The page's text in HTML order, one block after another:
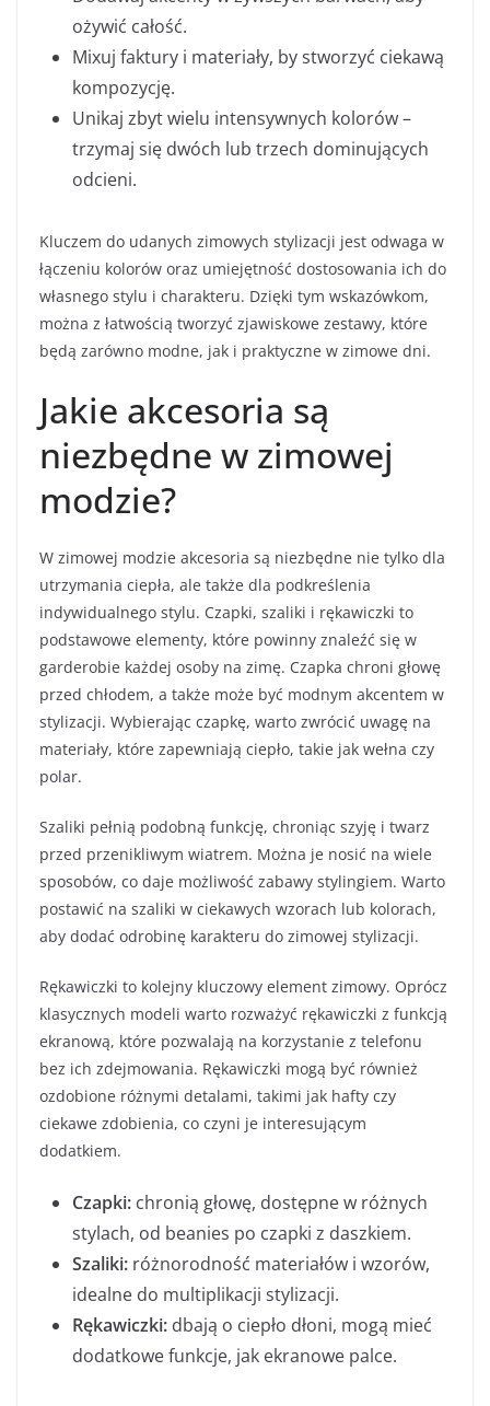
ożywić całość.
Mixuj faktury i materiały, by stworzyć ciekawą
kompozycję.
Unikaj zbyt wielu intensywnych kolorów –
trzymaj się dwóch lub trzech dominujących
odcieni.
Kluczem do udanych zimowych stylizacji jest odwaga w
łączeniu kolorów oraz umiejętność dostosowania ich do
własnego stylu i charakteru. Dzięki tym wskazówkom,
można z łatwością tworzyć zjawiskowe zestawy, które
będą zarówno modne, jak i praktyczne w zimowe dni.
Jakie akcesoria są
niezbędne w zimowej
modzie?
W zimowej modzie akcesoria są niezbędne nie tylko dla
utrzymania ciepła, ale także dla podkreślenia
indywidualnego stylu. Czapki, szaliki i rękawiczki to
podstawowe elementy, które powinny znaleźć się w
garderobie każdej osoby na zimę. Czapka chroni głowę
przed chłodem, a także może być modnym akcentem w
stylizacji. Wybierając czapkę, warto zwrócić uwagę na
materiały, które zapewniają ciepło, takie jak wełna czy
polar.
Szaliki pełnią podobną funkcję, chroniąc szyję i twarz
przed przenikliwym wiatrem. Można je nosić na wiele
sposobów, co daje możliwość zabawy stylingiem. Warto
postawić na szaliki w ciekawych wzorach lub kolorach,
aby dodać odrobinę karakteru do zimowej stylizacji.
Rękawiczki to kolejny kluczowy element zimowy. Oprócz
klasycznych modeli warto rozważyć rękawiczki z funkcją
ekranową, które pozwalają na korzystanie z telefonu
bez ich zdejmowania. Rękawiczki mogą być również
ozdobione różnymi detalami, takimi jak hafty czy
ciekawe zdobienia, co czyni je interesującym
dodatkiem.
Czapki: chronią głowę, dostępne w różnych
stylach, od beanies po czapki z daszkiem.
Szaliki: różnorodność materiałów i wzorów,
idealne do multiplikacji stylizacji.
Rękawiczki: dbają o ciepło dłoni, mogą mieć
dodatkowe funkcje, jak ekranowe palce.